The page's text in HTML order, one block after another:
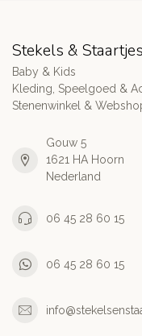
Stekels & Staartjes
Baby & Kids
Kleding, Speelgoed &
Stenenwinkel &
Gouw 5
1621 HA Hoorn
Nederland
06 45 28 60 15
06 45 28 60 15